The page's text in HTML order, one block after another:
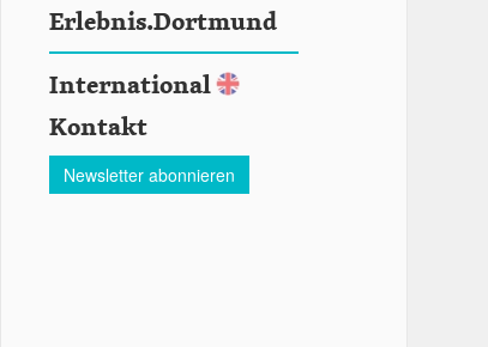
Erlebnis.Dortmund
International
Kontakt
Newsletter abonnieren